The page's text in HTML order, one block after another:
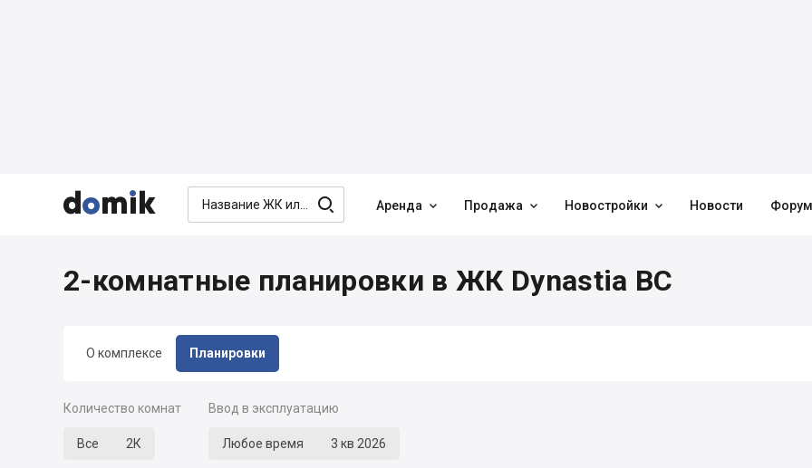


  Аренда  Продажа  Новостройки  Новости Форум
О комплексе Планировки
2-комнатные планировки в ЖК Dynastia BC
Количество комнат
Все 2К
Ввод в эксплуатацию
Любое время 3 кв 2026